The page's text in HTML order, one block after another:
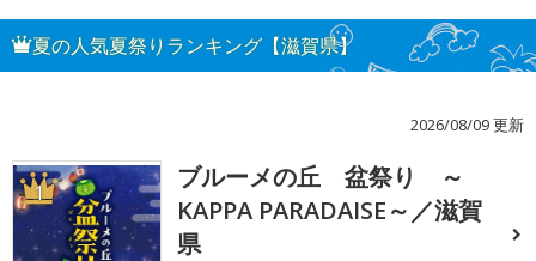
夏の人気夏祭りランキング【滋賀県】
2026/08/09 更新
1
ブルーメの丘 盆祭り ～
KAPPA PARADAISE～／滋賀
県